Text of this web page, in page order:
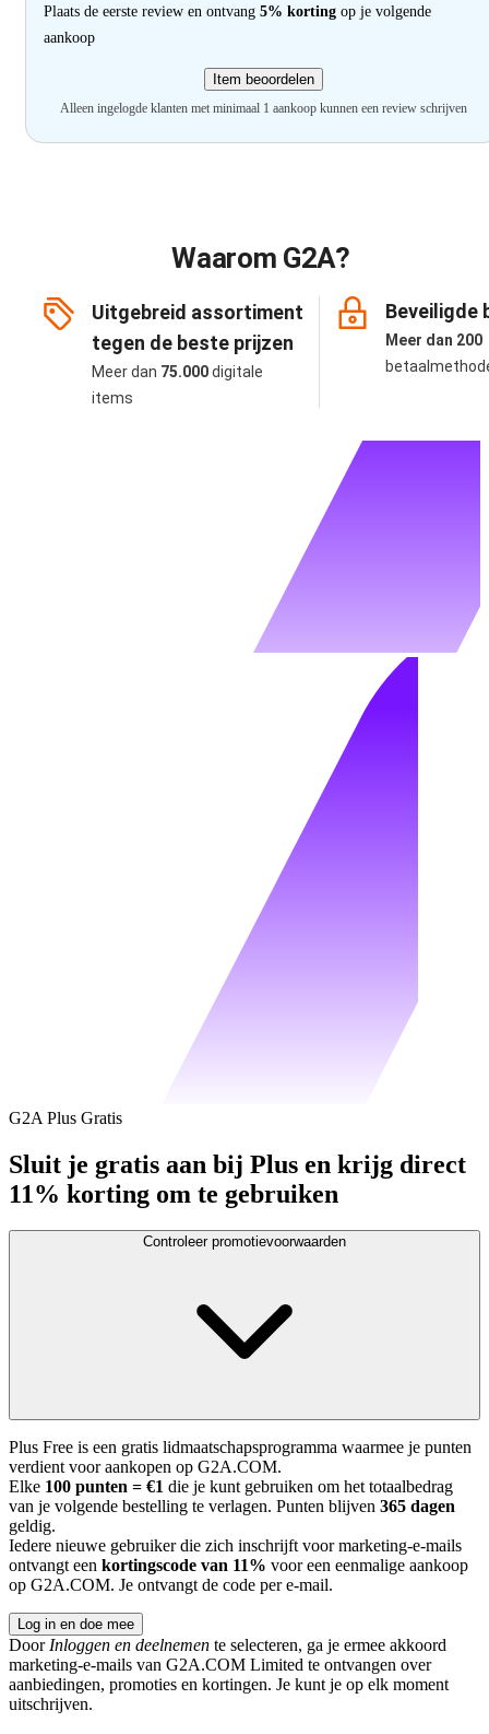
Plaats de eerste review en ontvang 5% korting op je volgende
aankoop
Item beoordelen
Alleen ingelogde klanten met minimaal 1 aankoop kunnen een review schrijven
Waarom G2A?
Uitgebreid assortiment
tegen de beste prijzen
Meer dan 75.000digitale
items
Beveiligde
Meer dan 200
G2A Plus Gratis
Sluit je gratis aan bij Plus en krijg direct
11% korting om te gebruiken
Controleer promotievoorwaarden
Plus Free is een gratis lidmaatschapsprogramma waarmee je punten
verdient voor aankopen op G2A.COM.
Elke 100 punten = €1 die je kunt gebruiken om het totaalbedrag
van je volgende bestelling te verlagen. Punten blijven 365 dagen
geldig.
Iedere nieuwe gebruiker die zich inschrijft voor marketing-e-mails
ontvangt een kortingscode van 11% voor een eenmalige aankoop
op G2A.COM. Je ontvangt de code per e-mail.
Log in en doe mee
DoorInloggen en deelnemen te selecteren, ga je ermee akkoord
marketing-e-mails van G2A.COM Limited te ontvangen over
aanbiedingen, promoties en kortingen. Je kunt je op elk moment
uitschrijven.